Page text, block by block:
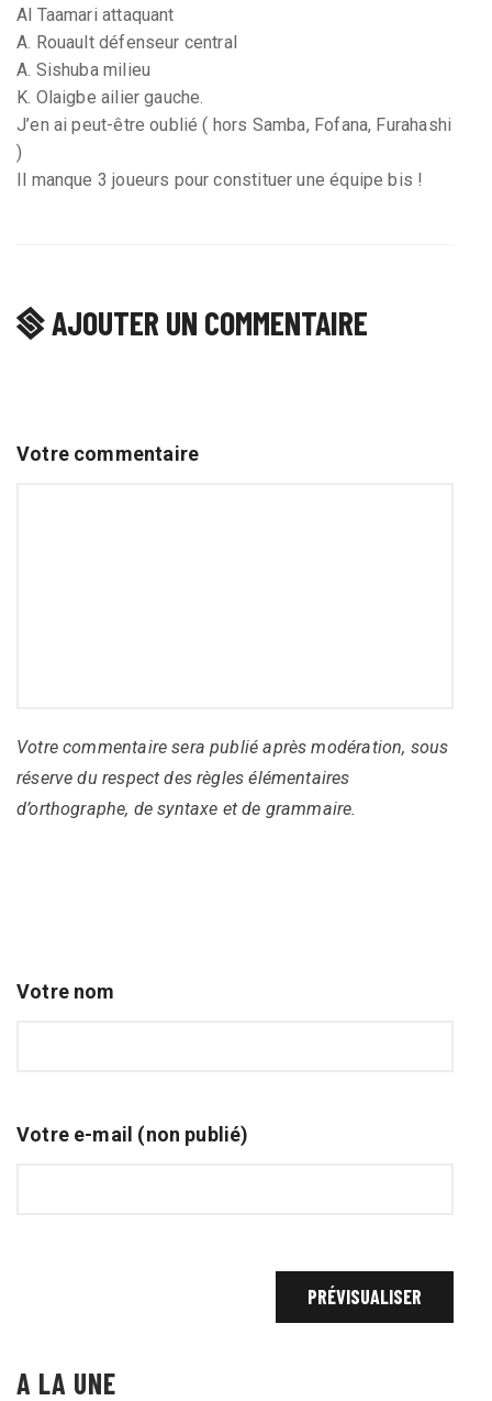
Al Taamari attaquant
A. Rouault défenseur central
A. Sishuba milieu
K. Olaigbe ailier gauche.
J’en ai peut-être oublié ( hors Samba, Fofana, Furahashi
)
Il manque 3 joueurs pour constituer une équipe bis !
AJOUTER UN COMMENTAIRE
Votre commentaire
Votre commentaire sera publié après modération, sous
réserve du respect des règles élémentaires
d’orthographe, de syntaxe et de grammaire.
Votre nom
Votre e-mail (non publié)
A LA UNE